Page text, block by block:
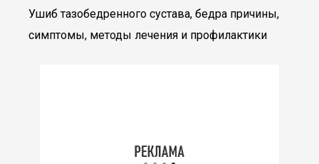
Ушиб тазобедренного сустава, бедра причины,
симптомы, методы лечения и профилактики